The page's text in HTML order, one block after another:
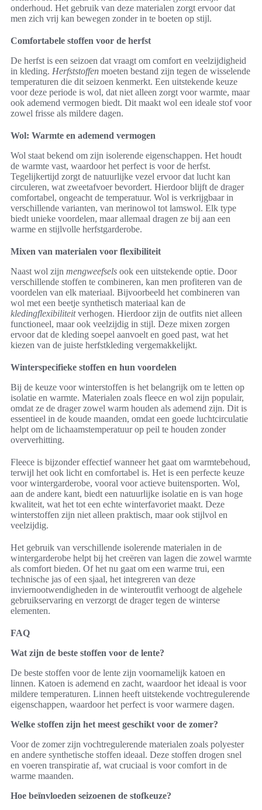
onderhoud. Het gebruik van deze materialen zorgt ervoor dat
men zich vrij kan bewegen zonder in te boeten op stijl.
Comfortabele stoffen voor de herfst
De herfst is een seizoen dat vraagt om comfort en veelzijdigheid
in kleding. Herfststoffen moeten bestand zijn tegen de wisselende
temperaturen die dit seizoen kenmerkt. Een uitstekende keuze
voor deze periode is wol, dat niet alleen zorgt voor warmte, maar
ook ademend vermogen biedt. Dit maakt wol een ideale stof voor
zowel frisse als mildere dagen.
Wol: Warmte en ademend vermogen
Wol staat bekend om zijn isolerende eigenschappen. Het houdt
de warmte vast, waardoor het perfect is voor de herfst.
Tegelijkertijd zorgt de natuurlijke vezel ervoor dat lucht kan
circuleren, wat zweetafvoer bevordert. Hierdoor blijft de drager
comfortabel, ongeacht de temperatuur. Wol is verkrijgbaar in
verschillende varianten, van merinowol tot lamswol. Elk type
biedt unieke voordelen, maar allemaal dragen ze bij aan een
warme en stijlvolle herfstgarderobe.
Mixen van materialen voor flexibiliteit
Naast wol zijn mengweefsels ook een uitstekende optie. Door
verschillende stoffen te combineren, kan men profiteren van de
voordelen van elk materiaal. Bijvoorbeeld het combineren van
wol met een beetje synthetisch materiaal kan de
kledingflexibiliteitverhogen. Hierdoor zijn de outfits niet alleen
functioneel, maar ook veelzijdig in stijl. Deze mixen zorgen
ervoor dat de kleding soepel aanvoelt en goed past, wat het
kiezen van de juiste herfstkleding vergemakkelijkt.
Winterspecifieke stoffen en hun voordelen
Bij de keuze voor winterstoffen is het belangrijk om te letten op
isolatie en warmte. Materialen zoals fleece en wol zijn populair,
omdat ze de drager zowel warm houden als ademend zijn. Dit is
essentieel in de koude maanden, omdat een goede luchtcirculatie
helpt om de lichaamstemperatuur op peil te houden zonder
oververhitting.
Fleece is bijzonder effectief wanneer het gaat om warmtebehoud,
terwijl het ook licht en comfortabel is. Het is een perfecte keuze
voor wintergarderobe, vooral voor actieve buitensporten. Wol,
aan de andere kant, biedt een natuurlijke isolatie en is van hoge
kwaliteit, wat het tot een echte winterfavoriet maakt. Deze
winterstoffen zijn niet alleen praktisch, maar ook stijlvol en
veelzijdig.
Het gebruik van verschillende isolerende materialen in de
wintergarderobe helpt bij het creëren van lagen die zowel warmte
als comfort bieden. Of het nu gaat om een warme trui, een
technische jas of een sjaal, het integreren van deze
inviernootwendigheden in de winteroutfit verhoogt de algehele
gebruikservaring en verzorgt de drager tegen de winterse
elementen.
FAQ
Wat zijn de beste stoffen voor de lente?
De beste stoffen voor de lente zijn voornamelijk katoen en
linnen. Katoen is ademend en zacht, waardoor het ideaal is voor
mildere temperaturen. Linnen heeft uitstekende vochtregulerende
eigenschappen, waardoor het perfect is voor warmere dagen.
Welke stoffen zijn het meest geschikt voor de zomer?
Voor de zomer zijn vochtregulerende materialen zoals polyester
en andere synthetische stoffen ideaal. Deze stoffen drogen snel
en voeren transpiratie af, wat cruciaal is voor comfort in de
warme maanden.
Hoe beïnvloeden seizoenen de stofkeuze?